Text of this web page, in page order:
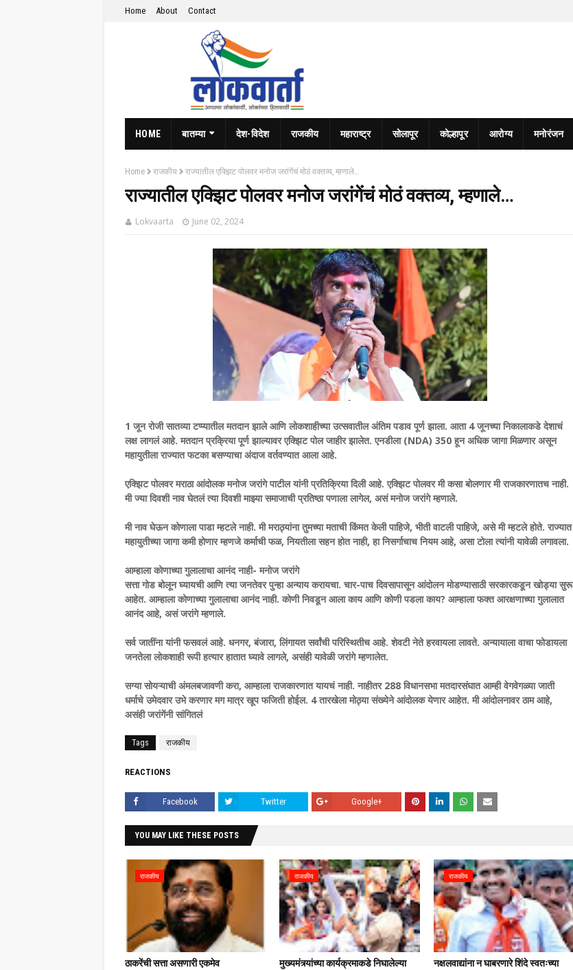
Home About Contact
HOME बातम्या देश-विदेश राजकीय महाराष्ट्र सोलापूर कोल्हापूर आरोग्य मनोरंजन
Home राजकीय राज्यातील एक्झिट पोलवर मनोज जरांगेंचं मोठं वक्तव्य, म्हणाले…
राज्यातील एक्झिट पोलवर मनोज जरांगेंचं मोठं वक्तव्य, म्हणाले…
Lokvaarta June 02, 2024
1 जून रोजी सातव्या टप्प्यातील मतदान झाले आणि लोकशाहीच्या उत्सवातील अंतिम पडाव पूर्ण झाला. आता 4 जूनच्या निकालाकडे देशाचं
लक्ष लागलं आहे. मतदान प्रक्रिया पूर्ण झाल्यावर एक्झिट पोल जाहीर झालेत. एनडीला (NDA) 350 हून अधिक जागा मिळणार असून
महायुतीला राज्यात फटका बसण्याचा अंदाज वर्तवण्यात आला आहे.
एक्झिट पोलवर मराठा आंदोलक मनोज जरांगे पाटील यांनी प्रतिक्रिया दिली आहे. एक्झिट पोलवर मी कसा बोलणार मी राजकारणातच नाही.
मी ज्या दिवशी नाव घेतलं त्या दिवशी माझ्या समाजाची प्रतिष्ठा पणाला लागेल, असं मनोज जरांगे म्हणाले.
मी नाव घेऊन कोणाला पाडा म्हटले नाही. मी मराठ्यांना तुमच्या मताची किंमत केली पाहिजे, भीती वाटली पाहिजे, असे मी म्हटले होते. राज्यात
महायुतीच्या जागा कमी होणार म्हणजे कर्माची फळ, नियतीला सहन होत नाही, हा निसर्गाचाच नियम आहे, असा टोला त्यांनी यावेळी लगावला.
आम्हाला कोणाच्या गुलालाचा आनंद नाही- मनोज जरांगे
सत्ता गोड बोलून घ्यायची आणि त्या जनतेवर पुन्हा अन्याय करायचा. चार-पाच दिवसापासून आंदोलन मोडण्यासाठी सरकारकडून खोड्या सुरू
आहेत. आम्हाला कोणाच्या गुलालाचा आनंद नाही. कोणी निवडून आला काय आणि कोणी पडला काय? आम्हाला फक्त आरक्षणाच्या गुलालात
आनंद आहे, असं जरांगे म्हणाले.
सर्व जातींना यांनी फसवलं आहे. धनगर, बंजारा, लिंगायत सर्वांची परिस्थितीच आहे. शेवटी नेते हरवायला लावते. अन्यायाला वाचा फोडायला
जनतेला लोकशाही रूपी हत्यार हातात घ्यावे लागले, असंही यावेळी जरांगे म्हणालेत.
सग्या सोयऱ्याची अंमलबजावणी करा, आम्हाला राजकारणात यायचं नाही. नाहीतर 288 विधानसभा मतदारसंघात आम्ही वेगवेगळ्या जाती
धर्माचे उमेदवार उभे करणार मग मात्र खूप फजिती होईल. 4 तारखेला मोठ्या संख्येने आंदोलक येणार आहेत. मी आंदोलनावर ठाम आहे,
असंही जरांगेंनी सांगितलं
Tags राजकीय
REACTIONS
Facebook Twitter Google+
YOU MAY LIKE THESE POSTS
राजकीय
ठाकरेंची सत्ता असणारी एकमेव
राजकीय
मुख्यमंत्र्यांच्या कार्यक्रमाकडे निघालेल्या
राजकीय
नक्षलवाद्यांना न घाबरणारे शिंदे स्वतःच्या